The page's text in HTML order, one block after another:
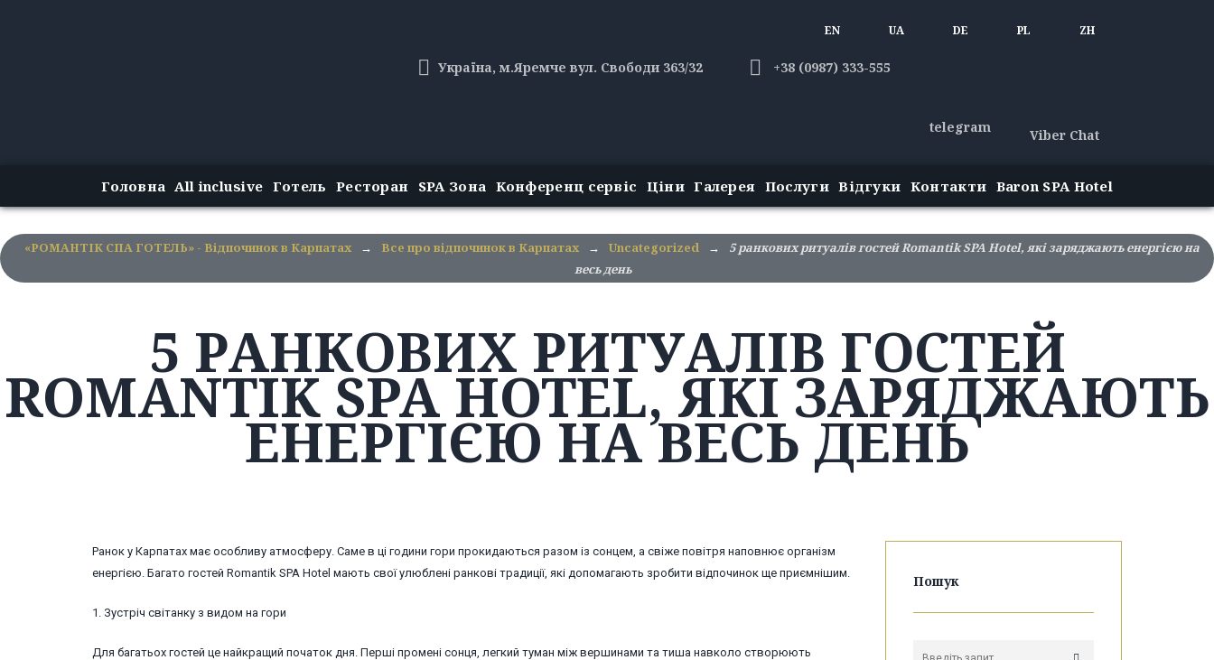
EN UA DE PL ZH
Україна, м.Яремче вул. Свободи 363/32 +38 (0987) 333-555
telegram Viber Chat
Головна All inclusive Готель Ресторан SPA Зона Конференц сервіс Ціни Галерея Послуги Відгуки Контакти Baron SPA Hotel
«РОМАНТІК СПА ГОТЕЛЬ» - Відпочинок в Карпатах → Все про відпочинок в Карпатах → Uncategorized →
5 ранкових ритуалів гостей Romantik SPA Hotel, які заряджають енергією на
весь день
5 РАНКОВИХ РИТУАЛІВ ГОСТЕЙ
ROMANTIK SPA HOTEL, ЯКІ ЗАРЯДЖАЮТЬ
ЕНЕРГІЄЮ НА ВЕСЬ ДЕНЬ
Ранок у Карпатах має особливу атмосферу. Саме в ці години гори прокидаються разом із сонцем, а свіже повітря наповнює організм
енергією. Багато гостей Romantik SPA Hotel мають свої улюблені ранкові традиції, які допомагають зробити відпочинок ще приємнішим.
1. Зустріч світанку з видом на гори
Для багатьох гостей це найкращий початок дня. Перші промені сонця, легкий туман між вершинами та тиша навколо створюють
Пошук